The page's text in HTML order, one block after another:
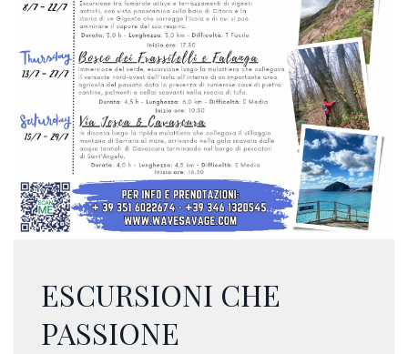
ESCURSIONI CHE
PASSIONE